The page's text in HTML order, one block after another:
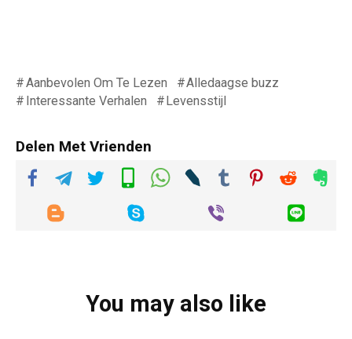
Aanbevolen Om Te Lezen
Alledaagse buzz
Interessante Verhalen
Levensstijl
Delen Met Vrienden
You may also like